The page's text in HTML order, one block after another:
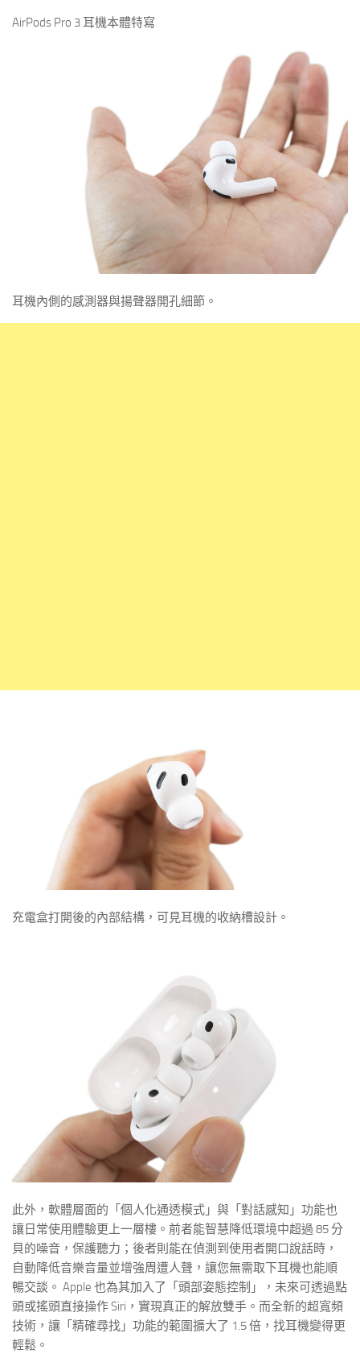
AirPods Pro 3 耳機本體特寫
耳機內側的感測器與揚聲器開孔細節。
充電盒打開後的內部結構，可見耳機的收納槽設計。
此外，軟體層面的「個人化通透模式」與「對話感知」功能也
讓日常使用體驗更上一層樓。前者能智慧降低環境中超過 85 分
貝的噪音，保護聽力；後者則能在偵測到使用者開口說話時，
自動降低音樂音量並增強周遭人聲，讓您無需取下耳機也能順
暢交談。 Apple 也為其加入了「頭部姿態控制」，未來可透過點
頭或搖頭直接操作 Siri，實現真正的解放雙手。而全新的超寬頻
技術，讓「精確尋找」功能的範圍擴大了 1.5 倍，找耳機變得更
輕鬆。